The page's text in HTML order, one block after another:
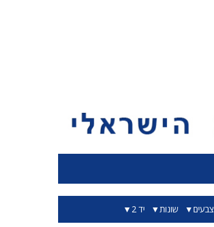
צבעים שונות יד 2